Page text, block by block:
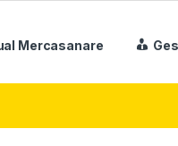
Mercasanare